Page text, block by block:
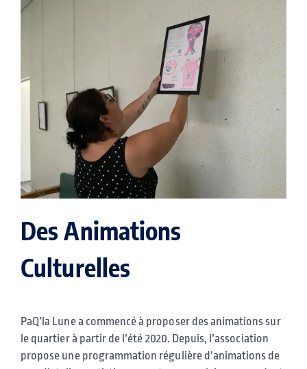
Des Animations
Culturelles
PaQ’la Lune a commencé à proposer des animations sur
le quartier à partir de l’été 2020. Depuis, l’association
propose une programmation régulière d’animations de